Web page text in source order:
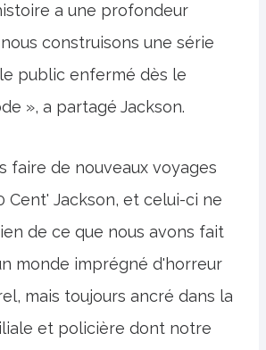
a une profondeur
construisons une série
public enfermé dès le
», a partagé Jackson.
faire de nouveaux voyages
Cent' Jackson, et celui-ci ne
de ce que nous avons fait
monde imprégné d'horreur
mais toujours ancré dans la
et policière dont notre